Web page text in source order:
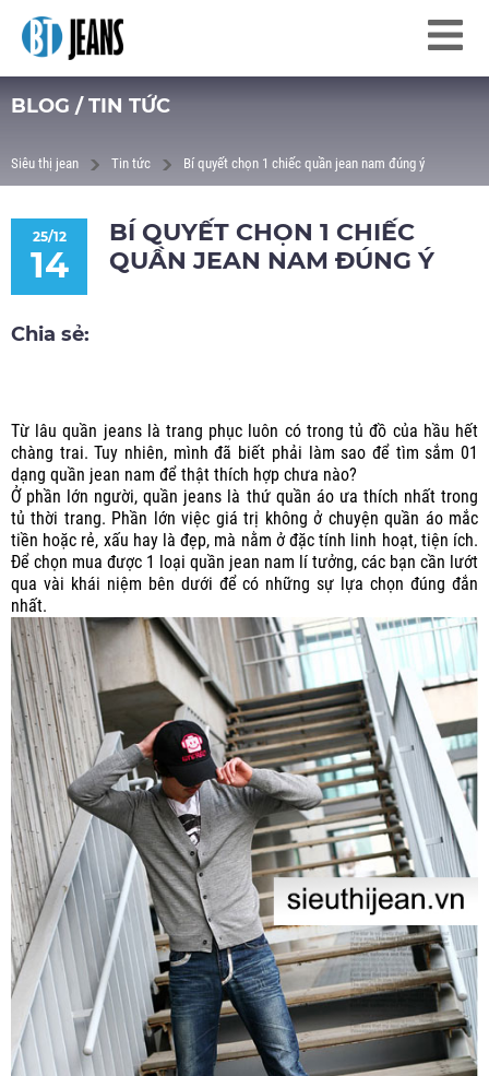
BLOG / TIN TỨC
Siêu thị jean Tin tức Bí quyết chọn 1 chiếc quần jean nam đúng ý
25/12
14
BÍ QUYẾT CHỌN 1 CHIẾC
QUẦN JEAN NAM ĐÚNG Ý
Chia sẻ:
Từ lâu quần jeans là trang phục luôn có trong tủ đồ của hầu hết
chàng trai. Tuy nhiên, mình đã biết phải làm sao để tìm sắm 01
dạng quần jean nam để thật thích hợp chưa nào?
Ở phần lớn người, quần jeans là thứ quần áo ưa thích nhất trong
tủ thời trang. Phần lớn việc giá trị không ở chuyện quần áo mắc
tiền hoặc rẻ, xấu hay là đẹp, mà nằm ở đặc tính linh hoạt, tiện ích.
Để chọn mua được 1 loại quần jean nam lí tưởng, các bạn cần lướt
qua vài khái niệm bên dưới để có những sự lựa chọn đúng đắn
nhất.